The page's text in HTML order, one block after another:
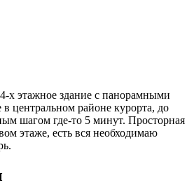
х этажное здание с панорамными
центральном районе курорта, до
шагом где-то 5 минут. Просторная
этаже, есть вся необходимаю